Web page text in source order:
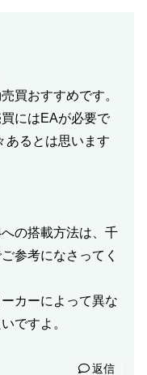
買おすすめです。
にはEAが必要で
あるとは思います
の搭載方法は、千
参考になさってく
カーによって異な
ですよ。
返信